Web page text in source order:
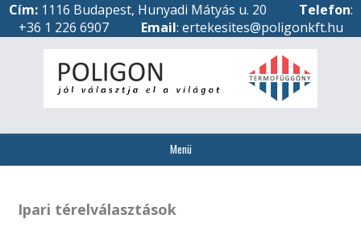
Cím:1116 Budapest, Hunyadi Mátyás u. 20 Telefon:
+36 1 226 6907
Email: ertekesites@poligonkft.hu
Menü
Ipari térelválasztások